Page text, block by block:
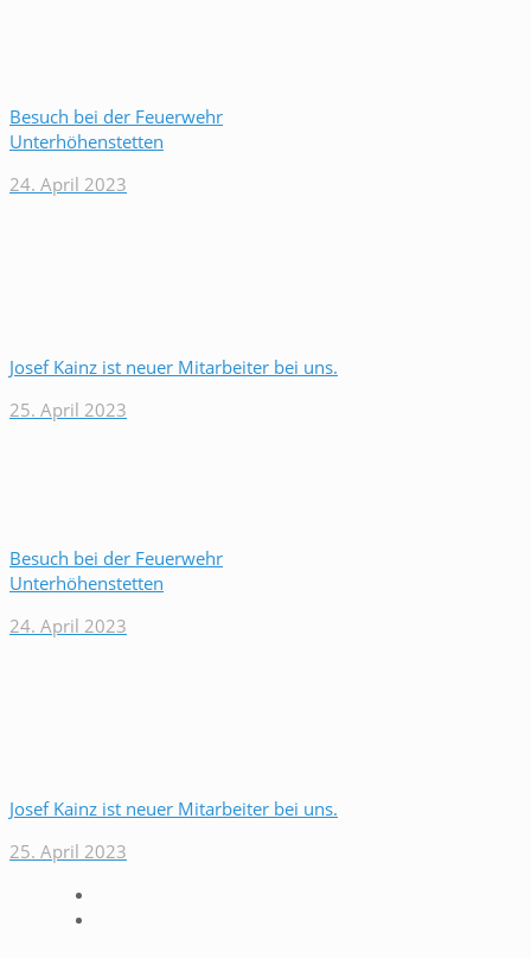
Besuch bei der Feuerwehr
Unterhöhenstetten
24. April 2023
Josef Kainz ist neuer Mitarbeiter bei uns.
25. April 2023
Besuch bei der Feuerwehr
Unterhöhenstetten
24. April 2023
Josef Kainz ist neuer Mitarbeiter bei uns.
25. April 2023